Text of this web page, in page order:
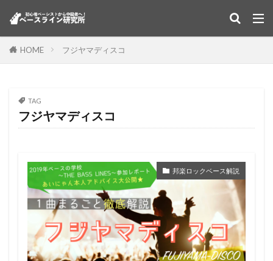
HOME フジヤマディスコ
TAG
フジヤマディスコ
邦楽ロックベース解説